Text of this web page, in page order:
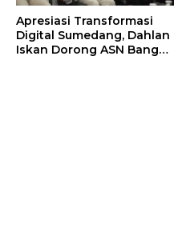
Apresiasi Transformasi
Digital Sumedang, Dahlan
Iskan Dorong ASN Bangun